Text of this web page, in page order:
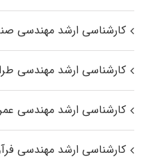
کارشناسی ارشد مهندسی
کارشناسی ارشد مهندسی
کارشناسی ارشد مهندسی
کارشناسی ارشد مهندسی